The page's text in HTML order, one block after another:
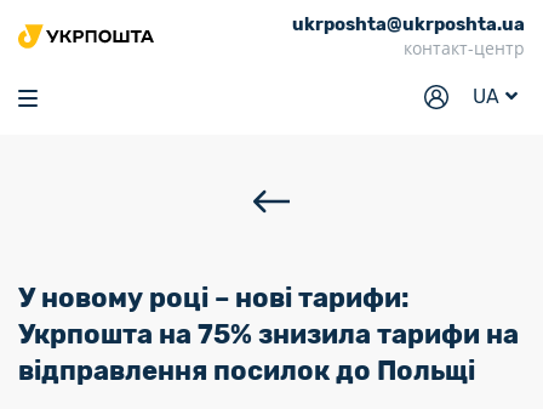
ukrposhta@ukrposhta.ua
контакт-центр
UA
Головна
Маркет
Відділення
Філателія
У новому році – нові тарифи:
Укрпошта на 75% знизила тарифи на
відправлення посилок до Польщі